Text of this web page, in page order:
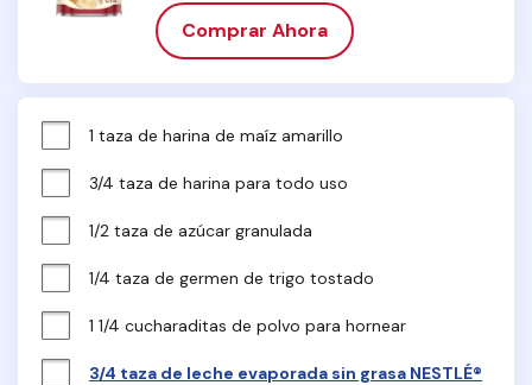
Comprar Ahora
1 taza de harina de maíz amarillo
3/4 taza de harina para todo uso
1/2 taza de azúcar granulada
1/4 taza de germen de trigo tostado
1 1/4 cucharaditas de polvo para hornear
3/4 taza de leche evaporada sin grasa NESTLÉ®